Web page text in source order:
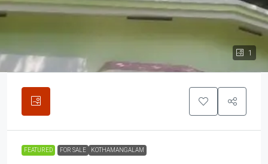
1
FEATURED FOR SALE KOTHAMANGALAM